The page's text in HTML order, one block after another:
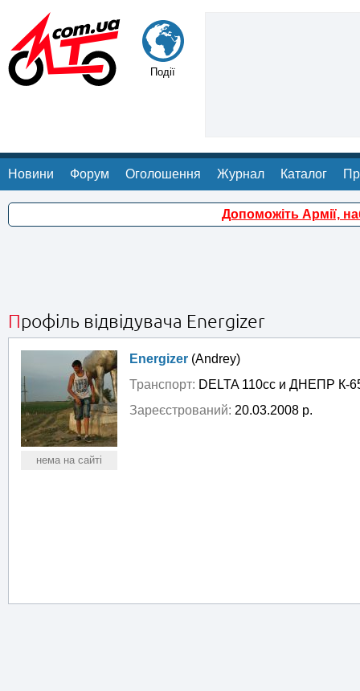
Події
Новини Форум Оголошення Журнал Каталог
Допоможіть Армії,
Профіль відвідувача Energizer
нема на сайті
Energizer (Andrey)
Транспорт: DELTA 110cc и ДНЕПР К-
Зареєстрований: 20.03.2008 р.